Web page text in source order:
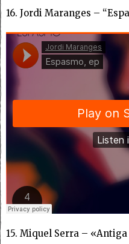
16. Jordi Maranges –
15. Miquel Serra –